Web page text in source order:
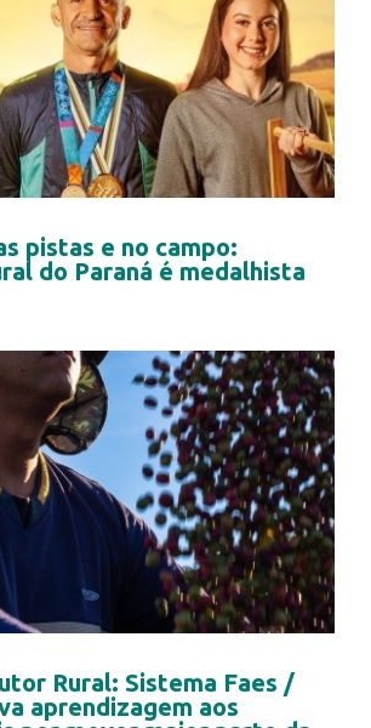
pistas e no campo:
do Paraná é medalhista
Rural: Sistema Faes /
aprendizagem aos